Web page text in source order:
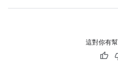
這對你有